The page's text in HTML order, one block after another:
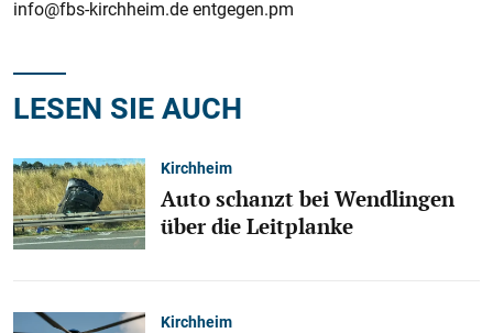
info@fbs-kirchheim.de entgegen.pm
LESEN SIE AUCH
Kirchheim
Auto schanzt bei Wendlingen
über die Leitplanke
Kirchheim